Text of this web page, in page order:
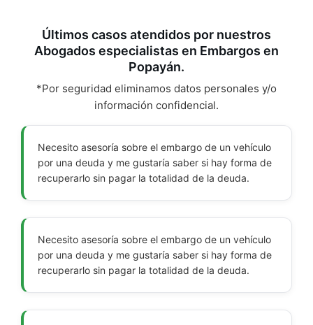
Últimos casos atendidos por nuestros
Abogados especialistas en Embargos en
Popayán.
*Por seguridad eliminamos datos personales y/o
información confidencial.
Necesito asesoría sobre el embargo de un vehículo
por una deuda y me gustaría saber si hay forma de
recuperarlo sin pagar la totalidad de la deuda.
Necesito asesoría sobre el embargo de un vehículo
por una deuda y me gustaría saber si hay forma de
recuperarlo sin pagar la totalidad de la deuda.